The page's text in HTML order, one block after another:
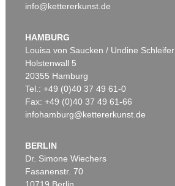
Auktion 605 - Lot 287
Ergebnis:€ 138.030
Auktion 534 - Lot 160
info@kettererkunst.de
HAMBURG
Louisa von Saucken / Undine Schleifer
Holstenwall 5
20355 Hamburg
Tel.: +49 (0)40 37 49 61-0
Fax: +49 (0)40 37 49 61-66
infohamburg@kettererkunst.de
BERLIN
Dr. Simone Wiechers
Fasanenstr. 70
10719 Berlin